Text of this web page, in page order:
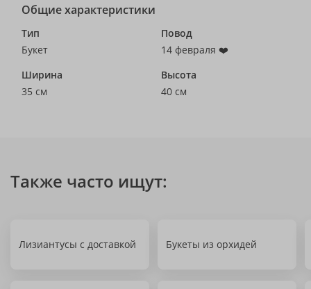
Общие характеристики
Тип
Букет
Повод
14 февраля ❤️
Ширина
35 см
Высота
40 см
Также часто ищут:
Лизиантусы с доставкой Букеты из орхидей